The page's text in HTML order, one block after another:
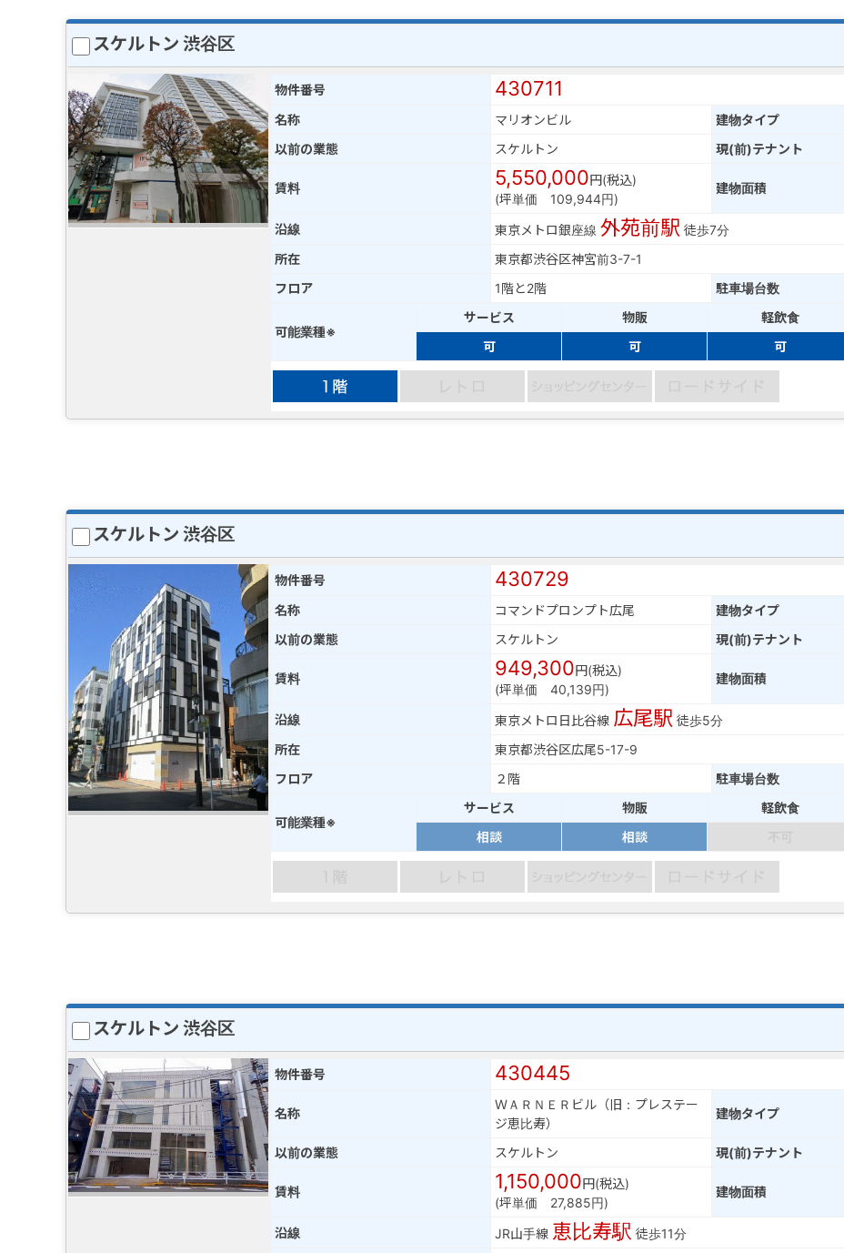
スケルトン 渋谷区
物件番号 430711
名称 マリオンビル 建物タイプ
以前の業態
スケルトン 現(前)テナント
賃料 5,550,000円(税込)
(坪単価 109,944円)
建物面積
沿線 東京メトロ銀座線 外苑前駅 徒歩7分
所在
東京都渋谷区神宮前3-7-1
フロア
1階と2階 駐車場台数
可能業種※
サービス 物販 軽飲食
可
可 可
スケルトン 渋谷区
物件番号 430729
名称 コマンドプロンプト広尾 建物タイプ
以前の業態
スケルトン 現(前)テナント
賃料 949,300円(税込)
(坪単価 40,139円)
建物面積
沿線 東京メトロ日比谷線 広尾駅 徒歩5分
所在
東京都渋谷区広尾5-17-9
フロア
２階 駐車場台数
可能業種※
サービス 物販 軽飲食
相談
相談
スケルトン 渋谷区
物件番号 430445
名称
ＷＡＲＮＥＲビル（旧：プレステー
ジ恵比寿）
建物タイプ
以前の業態 スケルトン 現(前)テナント
賃料 1,150,000円(税込)
(坪単価 27,885円)
建物面積
沿線 JR山手線 恵比寿駅 徒歩11分